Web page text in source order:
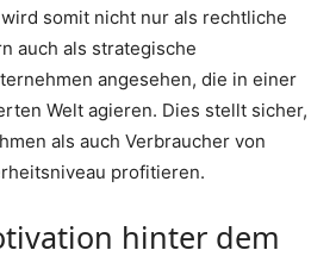
somit nicht nur als rechtliche
auch als strategische
angesehen, die in einer
Welt agieren. Dies stellt sicher,
als auch Verbraucher von
profitieren.
hinter dem